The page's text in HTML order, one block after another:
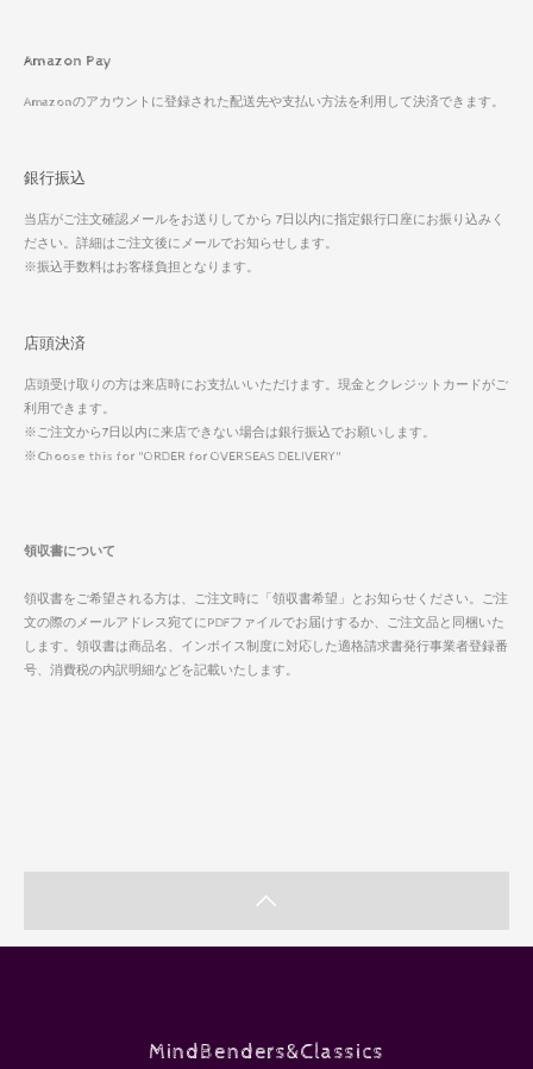
Amazon Pay
Amazonのアカウントに登録された配送先や支払い方法を利用して決済できます。
銀行振込
当店がご注文確認メールをお送りしてから 7日以内に指定銀行口座にお振り込みく
ださい。詳細はご注文後にメールでお知らせします。
※振込手数料はお客様負担となります。
店頭決済
店頭受け取りの方は来店時にお支払いいただけます。現金とクレジットカードがご
利用できます。
※ご注文から7日以内に来店できない場合は銀行振込でお願いします。
※Choose this for "ORDER for OVERSEAS DELIVERY"
領収書について
領収書をご希望される方は、ご注文時に「領収書希望」とお知らせください。ご注
文の際のメールアドレス宛てにPDFファイルでお届けするか、ご注文品と同梱いた
します。領収書は商品名、インボイス制度に対応した適格請求書発行事業者登録番
号、消費税の内訳明細などを記載いたします。
MindBenders&Classics